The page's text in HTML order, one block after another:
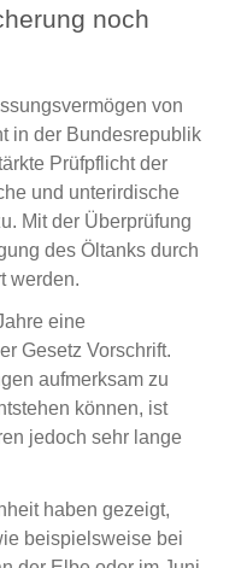
noch
von
in der Bundesrepublik
Prüfpflicht der
und unterirdische
Mit der Überprüfung
des Öltanks durch
werden.
eine
Gesetz Vorschrift.
aufmerksam zu
können, ist
jedoch sehr lange
haben gezeigt,
beispielsweise bei